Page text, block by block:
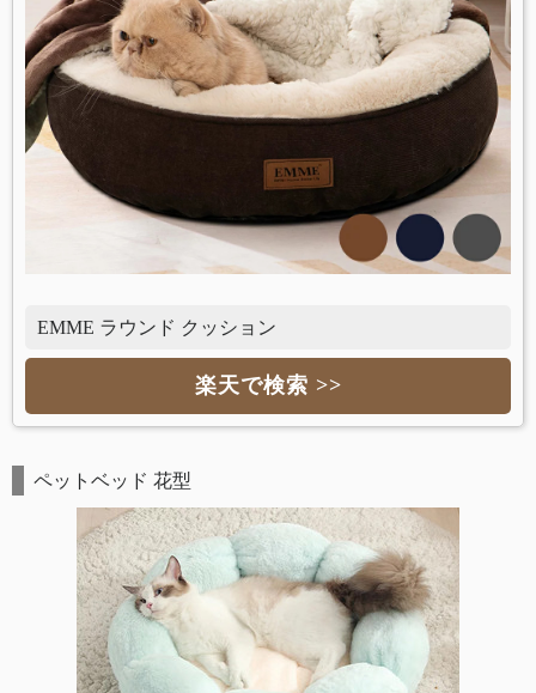
EMME ラウンド クッション
楽天で検索 >>
ペットベッド 花型